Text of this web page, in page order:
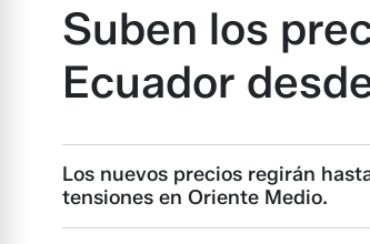
Suben los
Ecuador
Los nuevos precios regirán
tensiones en Oriente Medio.